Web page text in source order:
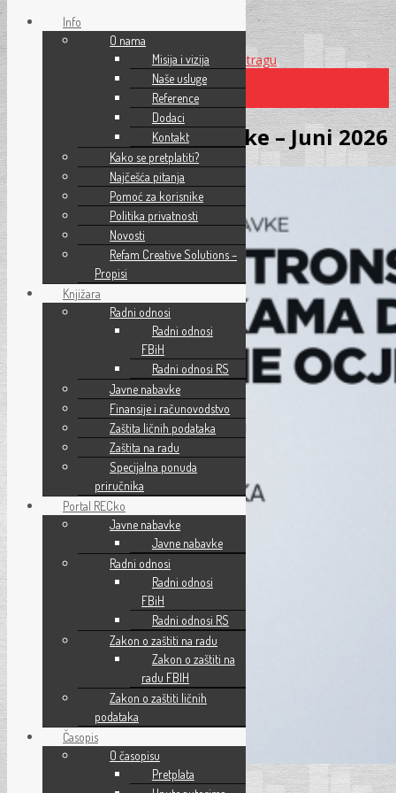
Preskoči na glavni sadržaj Preskoči na pretragu
Seminar – Javne nabavke – Juni 2026
Info
O nama
Misija i vizija
Naše usluge
Reference
Dodaci
Kontakt
Kako se pretplatiti?
Najčešća pitanja
Pomoć za korisnike
Politika privatnosti
Novosti
Refam Creative Solutions –
Propisi
Knjižara
Radni odnosi
Radni odnosi
FBiH
Radni odnosi RS
Javne nabavke
Finansije i računovodstvo
Zaštita ličnih podataka
Zaštita na radu
Specijalna ponuda
priručnika
Portal RECko
Javne nabavke
Javne nabavke
Radni odnosi
Radni odnosi
FBiH
Radni odnosi RS
Zakon o zaštiti na radu
Zakon o zaštiti na
radu FBIH
Zakon o zaštiti ličnih
podataka
Časopis
O časopisu
Pretplata